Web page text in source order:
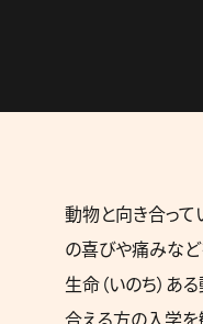
動物と向き合って
の喜びや痛みなど
生命（いのち）あ
合える方の入学を